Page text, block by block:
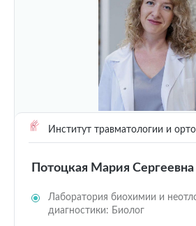
Институт травматологии и
Потоцкая Мария Сергеевна
Лаборатория биохимии и
диагностики: Биолог